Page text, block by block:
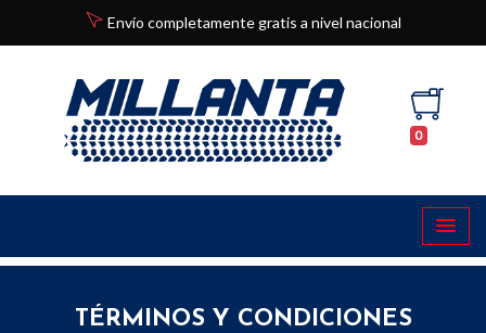
Envío completamente gratis a nivel nacional
0
TÉRMINOS Y CONDICIONES